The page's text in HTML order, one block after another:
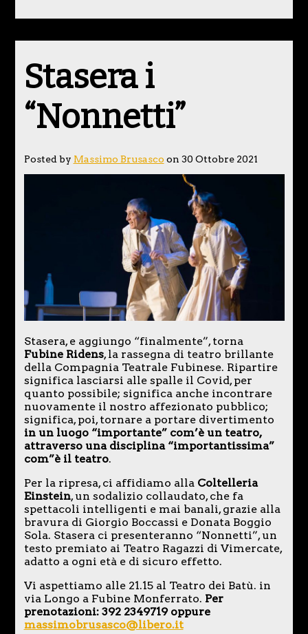
Stasera i
“Nonnetti”
Posted by Massimo Brusasco on 30 Ottobre 2021
Stasera, e aggiungo “finalmente”, torna
Fubine Ridens, la rassegna di teatro brillante
della Compagnia Teatrale Fubinese. Ripartire
significa lasciarsi alle spalle il Covid, per
quanto possibile; significa anche incontrare
nuovamente il nostro affezionato pubblico;
significa, poi, tornare a portare divertimento
in un luogo “importante” com’è un teatro,
attraverso una disciplina “importantissima”
com”è il teatro.
Per la ripresa, ci affidiamo allaColtelleria
Einstein, un sodalizio collaudato, che fa
spettacoli intelligenti e mai banali, grazie alla
bravura di Giorgio Boccassi e Donata Boggio
Sola. Stasera ci presenteranno “Nonnetti”, un
testo premiato ai Teatro Ragazzi di Vimercate,
adatto a ogni età e di sicuro effetto.
Vi aspettiamo alle 21.15 al Teatro dei Batù. in
via Longo a Fubine Monferrato. Per
prenotazioni: 392 2349719 oppure
massimobrusasco@libero.it